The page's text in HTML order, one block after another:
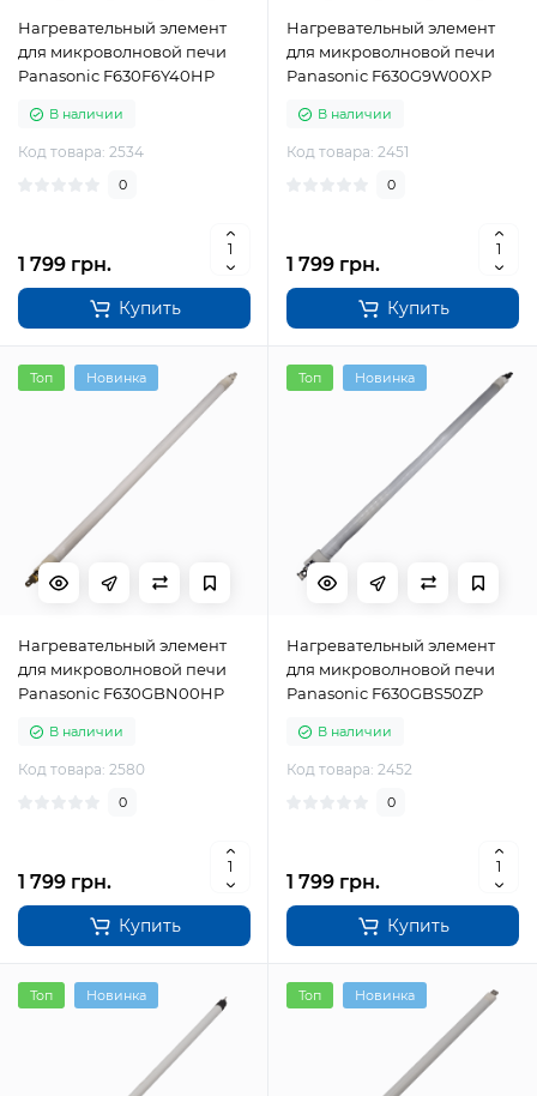
Нагревательный элемент
для микроволновой печи
Panasonic F630F6Y40HP
В наличии
Код товара: 2534
0
1 799 грн.
Купить
Нагревательный элемент
для микроволновой печи
Panasonic F630G9W00XP
В наличии
Код товара: 2451
0
1 799 грн.
Купить
Топ Новинка
Нагревательный элемент
для микроволновой печи
Panasonic F630GBN00HP
В наличии
Код товара: 2580
0
1 799 грн.
Купить
Топ Новинка
Нагревательный элемент
для микроволновой печи
Panasonic F630GBS50ZP
В наличии
Код товара: 2452
0
1 799 грн.
Купить
Топ Новинка Топ Новинка